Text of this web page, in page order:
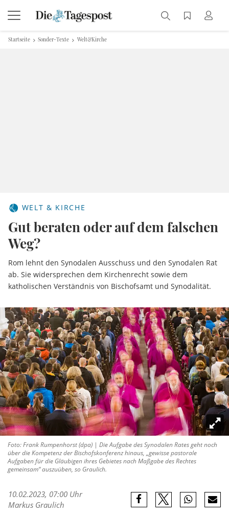
Startseite Sonder-Texte Welt&Kirche
WELT & KIRCHE
Gut beraten oder auf dem falschen
Weg?
Rom lehnt den Synodalen Ausschuss und den Synodalen Rat
ab. Sie widersprechen dem Kirchenrecht sowie dem
katholischen Verständnis von Bischofsamt und Synodalität.
Foto: Frank Rumpenhorst (dpa) | Die Aufgabe des Synodalen Rates geht noch
über die Kompetenz der Bischofskonferenz hinaus, „gewisse pastorale
Aufgaben für die Gläubigen ihres Gebietes nach Maßgabe des Rechtes
gemeinsam“ auszuüben, so Graulich.
10.02.2023, 07:00 Uhr
Markus Graulich